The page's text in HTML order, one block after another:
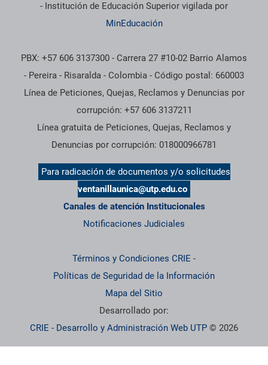
- Institución de Educación Superior vigilada por
MinEducación
PBX: +57 606 3137300 - Carrera 27 #10-02 Barrio Alamos
- Pereira - Risaralda - Colombia - Código postal: 660003
Línea de Peticiones, Quejas, Reclamos y Denuncias por
corrupción: +57 606 3137211
Línea gratuita de Peticiones, Quejas, Reclamos y
Denuncias por corrupción: 018000966781
Para radicación de documentos y/o solicitudes
ventanillaunica@utp.edu.co
Canales de atención Institucionales
Notificaciones Judiciales
Términos y Condiciones CRIE -
Políticas de Seguridad de la Información
Mapa del Sitio
Desarrollado por:
CRIE - Desarrollo y Administración Web UTP © 2026